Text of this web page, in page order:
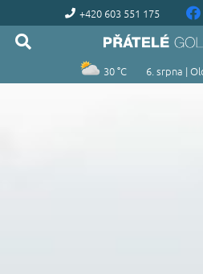
+420 603 551 175
30 °C 6. srpna |